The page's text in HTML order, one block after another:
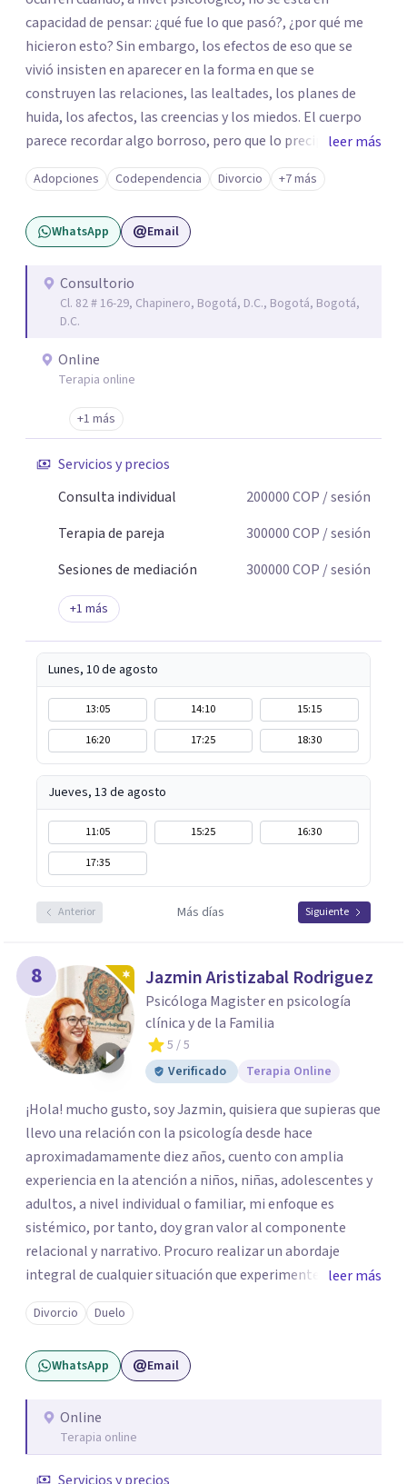
capacidad de pensar: ¿qué fue lo que pasó?, ¿por qué me
hicieron esto? Sin embargo, los efectos de eso que se
vivió insisten en aparecer en la forma en que se
construyen las relaciones, las lealtades, los planes de
huida, los afectos, las creencias y los miedos. El cuerpo
parece recordar algo borroso, pero que lo precipita a
reaccionar cuando siente una amenaza. Algunas personas
parecen notar que algo pasa y, de vez en cuando, en la
propia persona aparece la pregunta: ¿tendrá que ver esto
con lo que me pasó? De las violencias es difícil hablar con
proteger de esa historia difícil; a veces, por la misma duda
que se tiene sobre lo que pasó; y, a veces, por los silencios
que se impusieron para no hablar. Te propongo una
psicoterapia para ayudar a integrar eso que pasó y para
ayudar a pensar todo lo que generó. Soltar el lazo con el
de quienes estuvieron, de quienes agredieron o de quienes
leer más
Adopciones Codependencia Divorcio +7 más
WhatsApp Email
Consultorio
Cl. 82 # 16-29, Chapinero, Bogotá, D.C., Bogotá, Bogotá,
D.C.
Online
Terapia online
+1 más
Servicios y precios
Consulta individual
200000COP / sesión
Terapia de pareja
300000COP / sesión
Sesiones de mediación
300000COP / sesión
+1 más
Lunes, 10 de agosto
13:05 14:10
15:15
16:20
17:25 18:30
Jueves, 13 de agosto
11:05 15:25
16:30
17:35
Anterior Más días Siguiente
8 Jazmin Aristizabal Rodriguez
Psicóloga Magister en psicología
clínica y de la Familia
5 / 5
Verificado
Terapia Online
¡Hola! mucho gusto, soy Jazmin, quisiera que supieras que
llevo una relación con la psicología desde hace
aproximadamamente diez años, cuento con amplia
experiencia en la atención a niños, niñas, adolescentes y
adultos, a nivel individual o familiar, mi enfoque es
sistémico, por tanto, doy gran valor al componente
relacional y narrativo. Procuro realizar un abordaje
integral de cualquier situación que experimenten mis
consultantes y así lograr una comprensión que favorezca
procesos de aprendizaje significativo y potencializar así
la movilización de recursos en pro de la solución y el
bienestar.
leer más
Divorcio Duelo
WhatsApp Email
Online
Terapia online